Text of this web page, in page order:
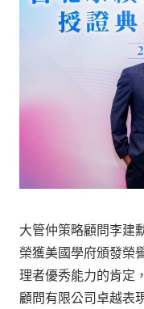
大管仲策略顧問李建
榮獲美國學府頒發榮
理者優秀能力的肯定
顧問有限公司卓越表